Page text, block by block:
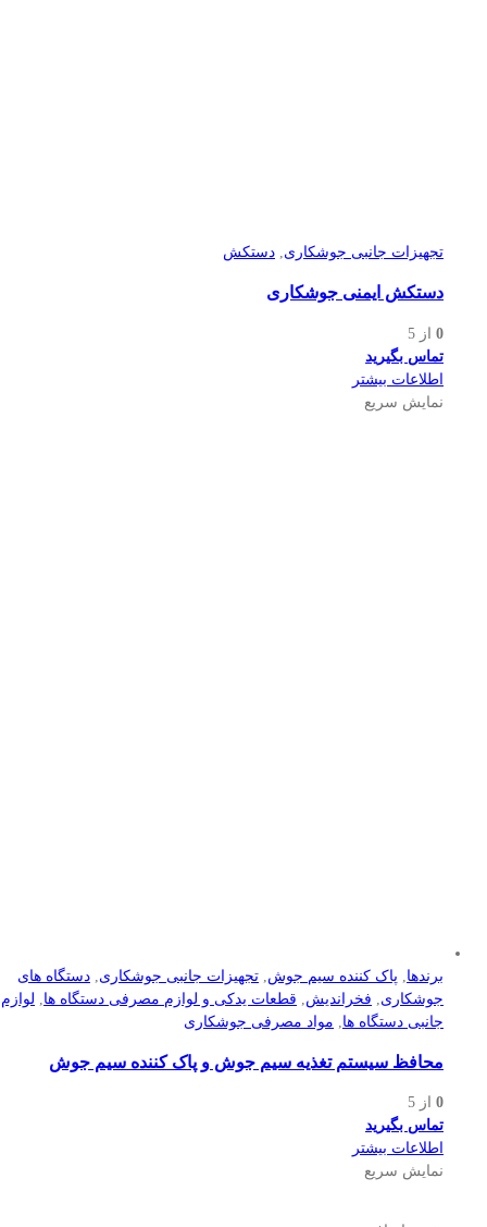
تجهیزات جانبی جوشکاری دستکش
دستکش ایمنی جوشکاری
0 از 5
تماس بگیرید
اطلاعات بیشتر
نمایش سریع
برندها پاک کننده سیم جوش تجهیزات جانبی جوشکاری دستگاه های
جوشکاری
فخراندیش قطعات یدکی و لوازم مصرفی دستگاه ها
لوازم
جانبی دستگاه ها
مواد مصرفی جوشکاری
محافظ سیستم تغذیه سیم جوش و پاک کننده سیم جوش
0 از 5
تماس بگیرید
اطلاعات بیشتر
نمایش سریع